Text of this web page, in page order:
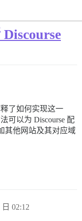
了如何实现这一
可以为 Discourse 配
其他网站及其对应域
02:12